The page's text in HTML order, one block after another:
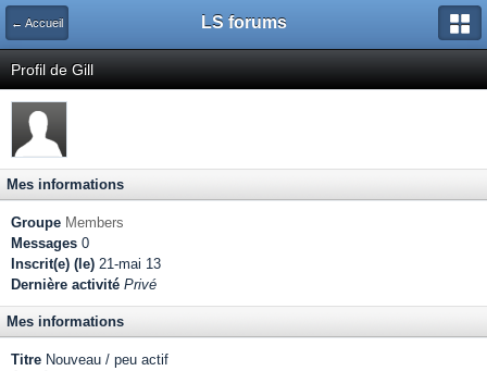
← Accueil LS forums
Profil de Gill
Mes informations
Groupe Members
Messages 0
Inscrit(e) (le) 21-mai 13
Dernière activité Privé
Mes informations
Titre Nouveau / peu actif